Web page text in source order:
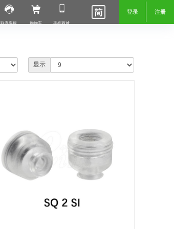
联系客服 购物车 手机商城
登录 注册
显示